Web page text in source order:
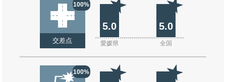
100%
交差点
5.0 5.0
愛媛県 全国
100%